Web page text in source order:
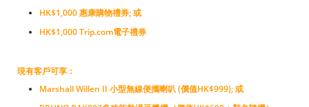
HK$1,000 惠康購物禮券; 或
HK$1,000 Trip.com電子禮券
現有客戶可享：
Marshall Willen II 小型無線便攜喇叭 (價值HK$999); 或